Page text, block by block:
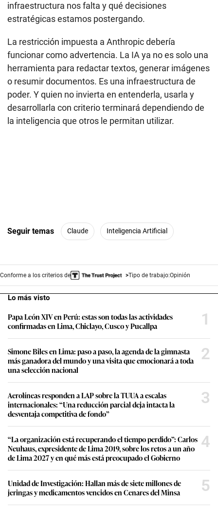
infraestructura nos falta y qué decisiones
estratégicas estamos postergando.
La restricción impuesta a Anthropic debería
funcionar como advertencia. La IA ya no es solo una
herramienta para redactar textos, generar imágenes
o resumir documentos. Es una infraestructura de
poder. Y quien no invierta en entenderla, usarla y
desarrollarla con criterio terminará dependiendo de
la inteligencia que otros le permitan utilizar.
Seguir temas Claude Inteligencia Artificial
Conforme a los criterios de Tipo de trabajo:Opinión
Lo más visto
Papa León XIV en Perú: estas son todas las actividades
confirmadas en Lima, Chiclayo, Cusco y Pucallpa
1
Simone Biles en Lima: paso a paso, la agenda de la gimnasta
más ganadora del mundo y una visita que emocionará a toda
una selección nacional
2
Aerolíneas responden a LAP sobre la TUUA a escalas
internacionales: “Una reducción parcial deja intacta la
desventaja competitiva de fondo”
3
“La organización está recuperando el tiempo perdido”: Carlos
Neuhaus, expresidente de Lima 2019, sobre los retos a un año
de Lima 2027 y en qué más está preocupado el Gobierno
4
Unidad de Investigación: Hallan más de siete millones de
jeringas y medicamentos vencidos en Cenares del Minsa
5